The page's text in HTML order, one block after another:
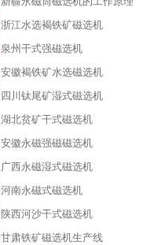
浙江水选褐铁矿磁选机
泉州干式强磁选机
安徽褐铁矿水选磁选机
四川钛尾矿湿式磁选机
湖北贫矿干式磁选机
安徽永磁强磁磁选机
广西永磁湿式磁选机
河南永磁式磁选机
陕西河沙干式磁选机
甘肃铁矿磁选机生产线